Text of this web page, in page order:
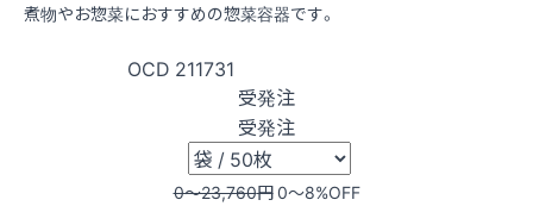
煮物やお惣菜におすすめの惣菜容器です。
OCD 211731
受発注
受発注
0〜23,760円0〜8%OFF